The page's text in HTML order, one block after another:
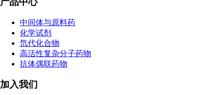
中间体与原料药
化学试剂
氘代化合物
高活性复杂分子药物
抗体偶联药物
加入我们